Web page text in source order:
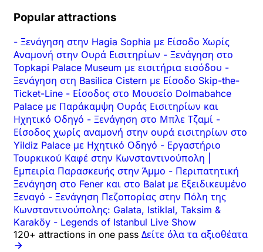
Popular attractions
- Ξενάγηση στην Hagia Sophia με Είσοδο Χωρίς
Αναμονή στην Ουρά Εισιτηρίων - Ξενάγηση στο
Topkapi Palace Museum με εισιτήρια εισόδου -
Ξενάγηση στη Basilica Cistern με Είσοδο Skip-the-
Ticket-Line - Είσοδος στο Μουσείο Dolmabahce
Palace με Παράκαμψη Ουράς Εισιτηρίων και
Ηχητικό Οδηγό - Ξενάγηση στο Μπλε Τζαμί -
Είσοδος χωρίς αναμονή στην ουρά εισιτηρίων στο
Yildiz Palace με Ηχητικό Οδηγό - Εργαστήριο
Τουρκικού Καφέ στην Κωνσταντινούπολη |
Εμπειρία Παρασκευής στην Άμμο - Περιπατητική
Ξενάγηση στο Fener και στο Balat με Εξειδικευμένο
Ξεναγό - Ξενάγηση Πεζοπορίας στην Πόλη της
Κωνσταντινούπολης: Galata, Istiklal, Taksim &
Karaköy - Legends of Istanbul Live Show
120+ attractions in one pass Δείτε όλα τα αξιοθέατα